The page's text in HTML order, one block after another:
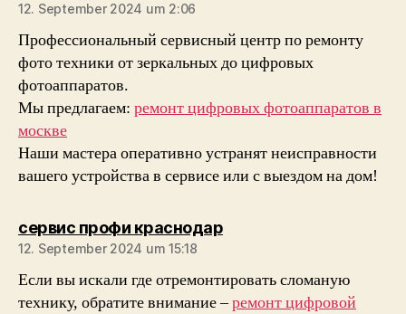
12. September 2024 um 2:06
Профессиональный сервисный центр по ремонту
фото техники от зеркальных до цифровых
фотоаппаратов.
Мы предлагаем: ремонт цифровых фотоаппаратов в
москве
Наши мастера оперативно устранят неисправности
вашего устройства в сервисе или с выездом на дом!
сервис профи краснодарsagt:
12. September 2024 um 15:18
Если вы искали где отремонтировать сломаную
технику, обратите внимание –ремонт цифровой